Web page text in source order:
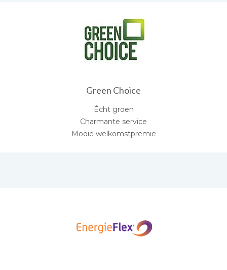
Green Choice
Écht groen
Charmante service
Mooie welkomstpremie